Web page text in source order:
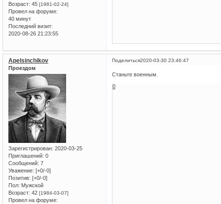
Возраст: 45 [1981-02-24]
Провел на форуме:
40 минут
Последний визит:
2020-08-26 21:23:55
Поделиться2020-03-30 23:46:47
Apelsinchikov
Проездом
Зарегистрирован: 2020-03-25
Приглашений: 0
Сообщений: 7
Уважение: [+0/-0]
Позитив: [+0/-0]
Пол: Мужской
Возраст: 42 [1984-03-07]
Провел на форуме:
Станьте военным.
0